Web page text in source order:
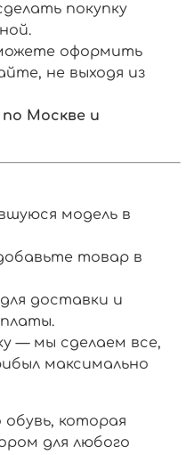
покупку
оформить
не выходя из
Москве и
модель в
товар в
доставки и
— мы сделаем все,
максимально
которая
для любого